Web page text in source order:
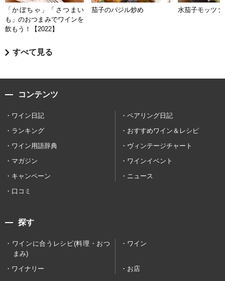
「かぼちゃ」「さつまい
も」のおつまみでワインを
飲もう！【2022】
茄子のバジル炒め 水茄子モッツァ
すべて見る
コンテンツ
ワイン日記
ペアリング日記
ランキング
おすすめワイン＆レシピ
ワイン用語辞典
ヴィンテージチャート
マガジン
ワインイベント
キャンペーン
ニュース
口コミ
探す
ワインに合うレシピ(料理・おつ
まみ)
ワイン
ワイナリー お店